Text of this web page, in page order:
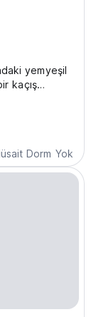
yemyeşil
kaçış
Her
Dorm Yok